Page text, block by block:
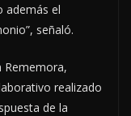
además el
señaló.
Rememora,
realizado
de la